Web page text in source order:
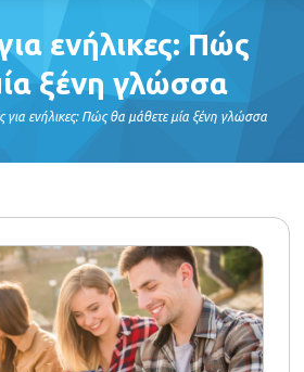
ενήλικες: Πώς
ξένη γλώσσα
για ενήλικες: Πώς θα μάθετε μία ξένη γλώσσα